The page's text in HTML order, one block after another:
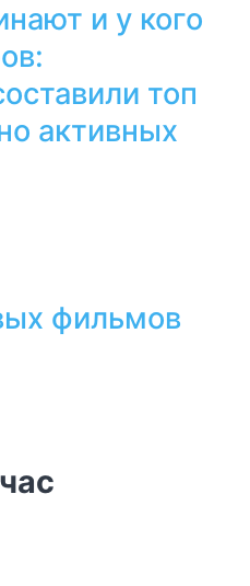
и у кого
топ
активных
фильмов